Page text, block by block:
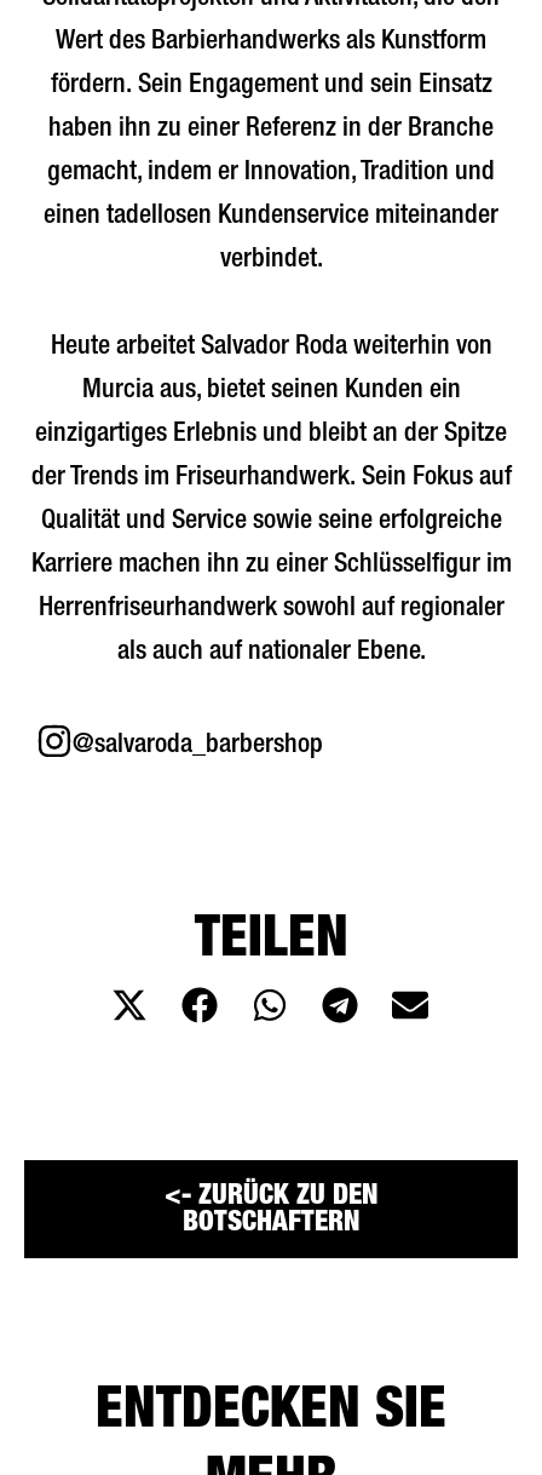
Wert des Barbierhandwerks als Kunstform
fördern. Sein Engagement und sein Einsatz
haben ihn zu einer Referenz in der Branche
gemacht, indem er Innovation, Tradition und
einen tadellosen Kundenservice miteinander
verbindet.
Heute arbeitet Salvador Roda weiterhin von
Murcia aus, bietet seinen Kunden ein
einzigartiges Erlebnis und bleibt an der Spitze
der Trends im Friseurhandwerk. Sein Fokus auf
Qualität und Service sowie seine erfolgreiche
Karriere machen ihn zu einer Schlüsselfigur im
Herrenfriseurhandwerk sowohl auf regionaler
als auch auf nationaler Ebene.
@salvaroda_barbershop
TEILEN
<- ZURÜCK ZU DEN
BOTSCHAFTERN
ENTDECKEN SIE